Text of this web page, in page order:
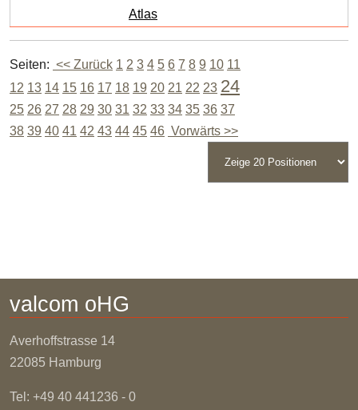
Atlas
Seiten: << Zurück 1 2 3 4 5 6 7 8 9 10 11
12 13 14 15 16 17 18 19 20 21 22 23 24
25 26 27 28 29 30 31 32 33 34 35 36 37
38 39 40 41 42 43 44 45 46 Vorwärts >>
valcom oHG
Averhoffstrasse 14
22085 Hamburg
Tel: +49 40 441236 - 0